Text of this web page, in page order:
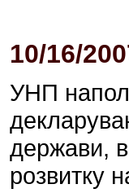
10/16/
УНП
держави,
розвитку